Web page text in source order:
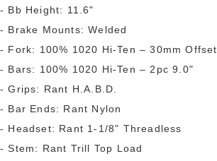
- Bb Height: 11.6"
- Brake Mounts: Welded
- Fork: 100% 1020 Hi-Ten – 30mm Offset
- Bars: 100% 1020 Hi-Ten – 2pc 9.0"
- Grips: Rant H.A.B.D.
- Bar Ends: Rant Nylon
- Headset: Rant 1-1/8" Threadless
- Stem: Rant Trill Top Load